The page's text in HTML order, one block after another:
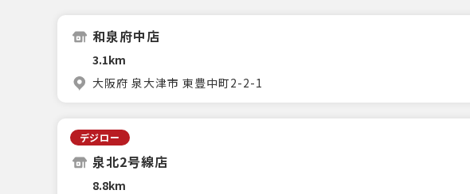
和泉府中店
3.1km
大阪府 泉大津市 東豊中町2-2-1
デジロー
泉北2号線店
8.8km